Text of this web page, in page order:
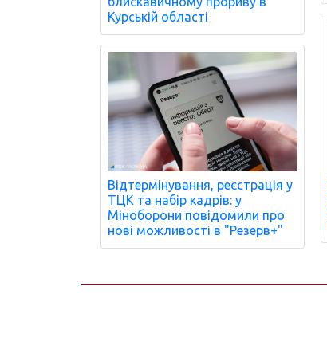
Курській області
Відтермінування, реєстрація у
ТЦК та набір кадрів: у
Міноборони повідомили про
нові можливості в "Резерв+"